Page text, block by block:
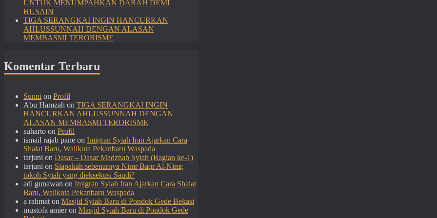
UNTUK MENUMPAHKAN DARAH DEMI
HUSAIN
TIGA SERANGKAI INGIN HANCURKAN
AHLUSSUNNAH DENGAN ALASAN
MEMBASMI TERORISME
Komentar Terbaru
Sunni on Profil
Abu Hamzah on TIGA SERANGKAI INGIN
HANCURKAN AHLUSSUNNAH DENGAN
ALASAN MEMBASMI TERORISME
suharto on Profil
ismail rajab pane on Imigran Syiah Iran Ajarkan Cara
Shalat Baru, Walikota Pekanbaru Waspada
tarjuni on Dasar – Dasar Madzhab Syiah (Bagian ke-1)
tarjuni on Siapakah sebenarnya Nimr Baqr Al-Nimr,
tokoh Syiah yang dieksekusi Saudi?
adi gunawan on Imigran Syiah Iran Ajarkan Cara Shalat
Baru, Walikota Pekanbaru Waspada
a rahmat on Masjid Syiah Baru di Pondok Gede Bekasi
mustofa amieron Masjid Syiah Baru di Pondok Gede